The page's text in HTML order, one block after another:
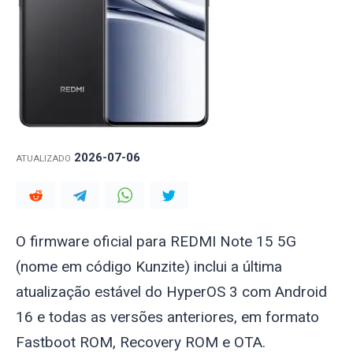
ATUALIZADO 2026-07-06
O firmware oficial para REDMI Note 15 5G
(nome em código Kunzite) inclui a última
atualização estável do HyperOS 3 com Android
16 e todas as versões anteriores, em formato
Fastboot ROM, Recovery ROM e OTA.